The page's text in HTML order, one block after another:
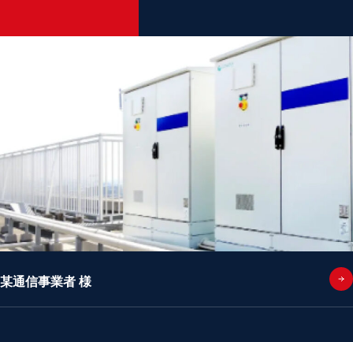
某通信事業者 様